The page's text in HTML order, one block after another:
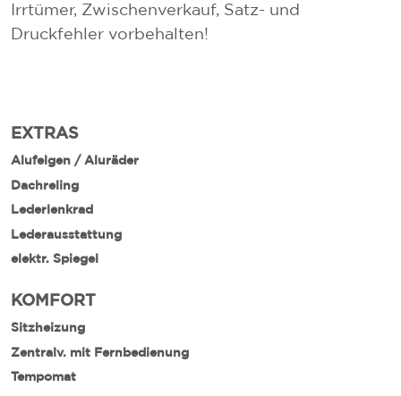
Irrtümer, Zwischenverkauf, Satz- und
Druckfehler vorbehalten!
EXTRAS
Alufelgen / Aluräder
Dachreling
Lederlenkrad
Lederausstattung
elektr. Spiegel
KOMFORT
Sitzheizung
Zentralv. mit Fernbedienung
Tempomat